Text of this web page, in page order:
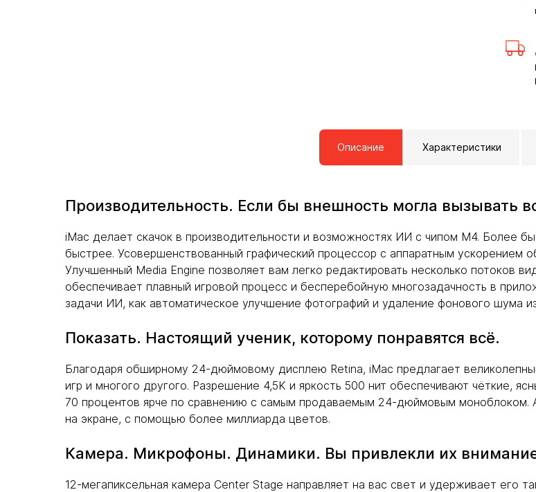
Описание Характеристики
Производительность. Если бы внешность могла вызывать
iMac делает скачок в производительности и возможностях ИИ с чипом M4. Более
быстрее. Усовершенствованный графический процессор с аппаратным ускорением
Улучшенный Media Engine позволяет вам легко редактировать несколько потоков
обеспечивает плавный игровой процесс и бесперебойную многозадачность в
задачи ИИ, как автоматическое улучшение фотографий и удаление фонового шума
Показать. Настоящий ученик, которому понравятся всё.
Благодаря обширному 24-дюймовому дисплею Retina, iMac предлагает
игр и многого другого. Разрешение 4,5K и яркость 500 нит обеспечивают чёткие,
70 процентов ярче по сравнению с самым продаваемым 24-дюймовым моноблоком.
на экране, с помощью более миллиарда цветов.
Камера. Микрофоны. Динамики. Вы привлекли их
12-мегапиксельная камера Center Stage направляет на вас свет и удерживает его